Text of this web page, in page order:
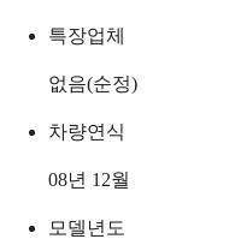
특장업체
없음(순정)
차량연식
08년 12월
모델년도